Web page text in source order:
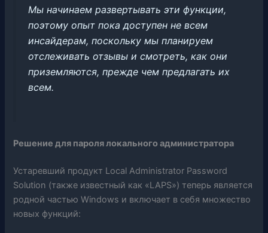
Мы начинаем развертывать эти функции,
поэтому опыт пока доступен не всем
инсайдерам, поскольку мы планируем
отслеживать отзывы и смотреть, как они
приземляются, прежде чем предлагать их
всем.
Решение для пароля локального администратора
Устаревший продукт Local Administrator Password
Solution (также известный как «LAPS») теперь является
родной частью Windows и включает в себя множество
новых функций: